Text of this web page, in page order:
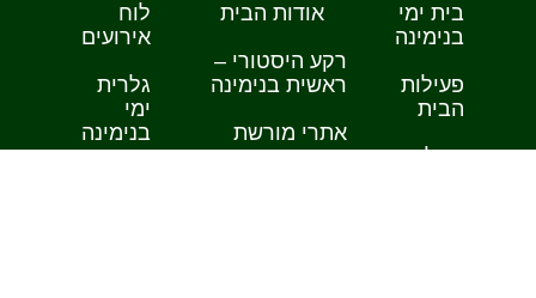
בית ימי
בנימינה
פעילות
הבית
פעילות
אודות הבית
רקע היסטורי –
ראשית בנימינה
אתרי מורשת
בבנימינה
לוח
אירועים
גלרית
ימי
בנימינה